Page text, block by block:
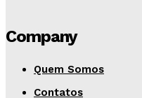
Company
Quem Somos
Contatos